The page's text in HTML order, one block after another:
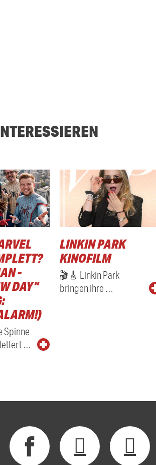
-
DAY"
Spinne
…
LINKIN PARK
KINOFILM
🎬🎸 Linkin Park
bringen ihre …